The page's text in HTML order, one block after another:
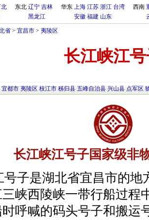
东北 辽宁 吉林
黑龙江
华东 上海 江苏 浙江 台湾
安徽 福建 山东
西南
省 > 宜昌市 > 夷陵区
长江峡江
宜都市 夷陵区 枝江市 秭归县 五峰自治县 兴山县 点军区
长江峡江号子国家级非
号子是湖北省宜昌市的地
峡西陵峡一带行船过程
呼喊的码头号子和搬运